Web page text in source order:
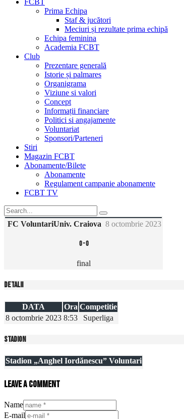
FCBT
Prima Echipa
Staf & jucători
Meciuri și rezultate prima echipă
Echipa feminina
Academia FCBT
Club
Prezentare generală
Istorie și palmares
Organigrama
Viziune si valori
Concept
Informații financiare
Politici si angajamente
Voluntariat
Sponsori/Parteneri
Stiri
Magazin FCBT
Abonamente/Bilete
Abonamente
Regulament campanie abonamente
FCBT TV
FC VoluntariUniv. Craiova 8 octombrie 2023
0-0
final
Detalii
DATA Ora Competitie
8 octombrie 2023 8:53 Superliga
Stadion
Stadion „Anghel Iordănescu” Voluntari
Leave a comment
Name
E-mail